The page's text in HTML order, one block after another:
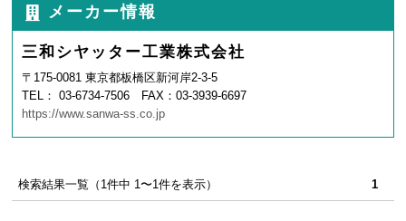
メーカー情報
三和シヤッター工業株式会社
〒175-0081 東京都板橋区新河岸2-3-5
TEL： 03-6734-7506 FAX：03-3939-6697
https://www.sanwa-ss.co.jp
検索結果一覧（1件中 1〜1件を表示） 1